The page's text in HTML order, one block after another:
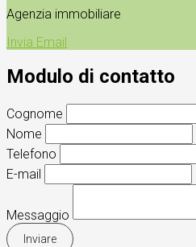
Agenzia immobiliare
Invia Email
Modulo di contatto
Cognome
Nome
Telefono
E-mail
Messaggio
Inviare